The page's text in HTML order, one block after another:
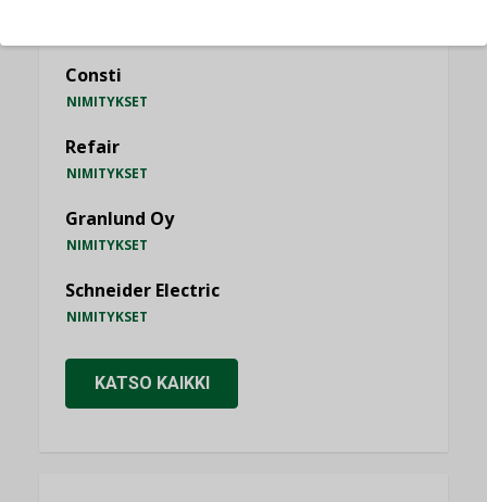
Consti
NIMITYKSET
Refair
NIMITYKSET
Granlund Oy
NIMITYKSET
Schneider Electric
NIMITYKSET
KATSO KAIKKI